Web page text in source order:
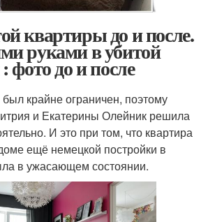
квартиры до и после.
руками в убитой
фото до и после
крайне ограничен, поэтому
и Екатерины Олейник решила
И это при том, что квартира
ещё немецкой постройки в
в ужасающем состоянии.